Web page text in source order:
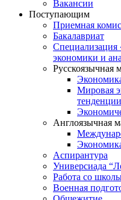
Вакансии
Поступающим
Приемная
Бакалавриат
Специализация
экономики и
Русскоязычная
Мировая
Англоязычная
Аспирантура
Универсиада
Работа со
Военная